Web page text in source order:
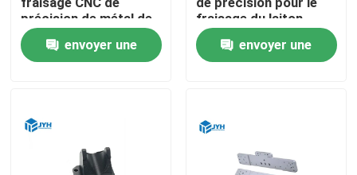
précision de métal de
haute qualité
envoyer une
fraisage du laiton
envoyer une